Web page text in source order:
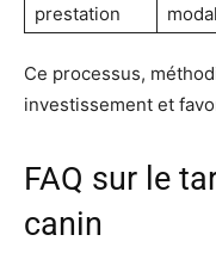
prestation
Ce processus,
investissement et
FAQ sur le
canin